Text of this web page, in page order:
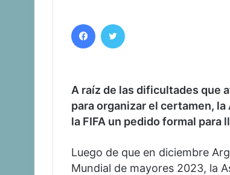
Facebook
A raíz de las dificultades que
para organizar el certamen,
la FIFA un pedido formal para
Luego de que en diciembre
Mundial de mayores 2023, la